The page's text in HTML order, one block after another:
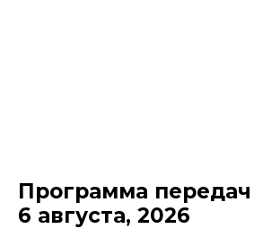
Программа передач
6 августа, 2026